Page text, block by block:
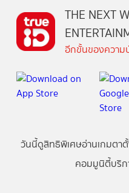
THE NEXT
อีกขั้นของความ
วันนี้ดูสิทธิพิเศษอ่านเกมตา
คอมมูนิตี้บริก